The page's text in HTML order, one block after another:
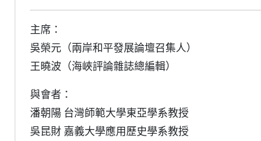
主席：
吳榮元（兩岸和平發展論壇召集人）
王曉波（海峽評論雜誌總編輯）
與會者：
潘朝陽 台灣師範大學東亞學系教授
吳昆財 嘉義大學應用歷史學系教授